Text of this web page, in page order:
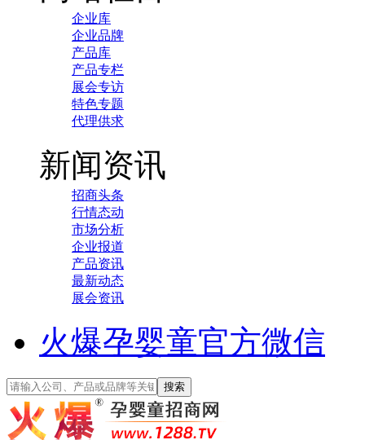
企业库
企业品牌
产品库
产品专栏
展会专访
特色专题
代理供求
新闻资讯
招商头条
行情态动
市场分析
企业报道
产品资讯
最新动态
展会资讯
火爆孕婴童官方微信